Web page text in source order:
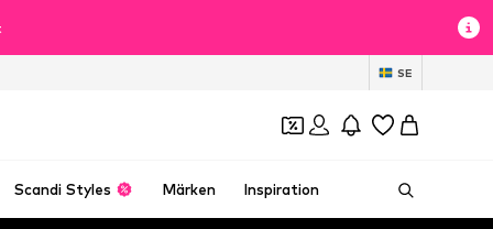
SE
Scandi Styles Märken Inspiration